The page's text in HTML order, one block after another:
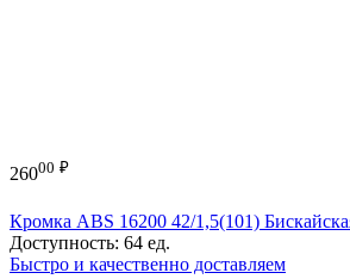
26000 ₽
Кромка ABS 16200 42/1,5(101)
Доступность: 64 ед.
Быстро и качественно доставляем